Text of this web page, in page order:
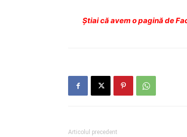
Ştiai că avem o pagină de
Articolul precedent